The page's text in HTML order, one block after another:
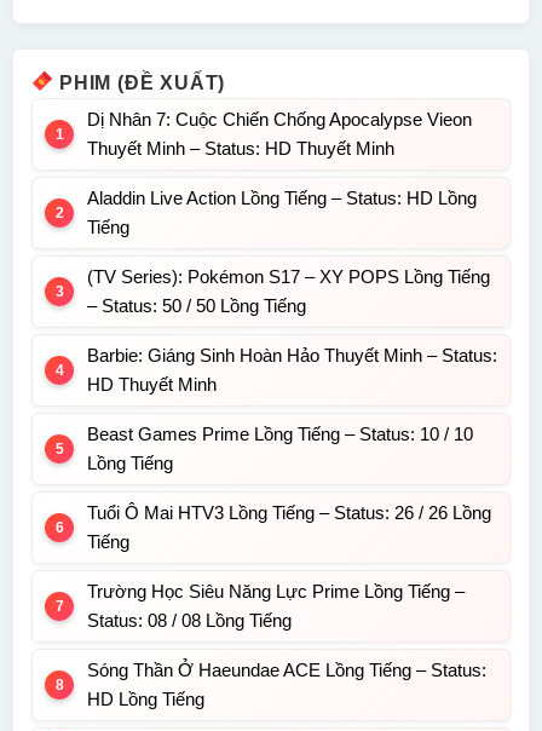
PHIM (ĐỀ XUẤT)
Dị Nhân 7: Cuộc Chiến Chống Apocalypse Vieon
Thuyết Minh – Status: HD Thuyết Minh
Aladdin Live Action Lồng Tiếng – Status: HD Lồng
Tiếng
(TV Series): Pokémon S17 – XY POPS Lồng Tiếng
– Status: 50 / 50 Lồng Tiếng
Barbie: Giáng Sinh Hoàn Hảo Thuyết Minh – Status:
HD Thuyết Minh
Beast Games Prime Lồng Tiếng – Status: 10 / 10
Lồng Tiếng
Tuổi Ô Mai HTV3 Lồng Tiếng – Status: 26 / 26 Lồng
Tiếng
Trường Học Siêu Năng Lực Prime Lồng Tiếng –
Status: 08 / 08 Lồng Tiếng
Sóng Thần Ở Haeundae ACE Lồng Tiếng – Status:
HD Lồng Tiếng